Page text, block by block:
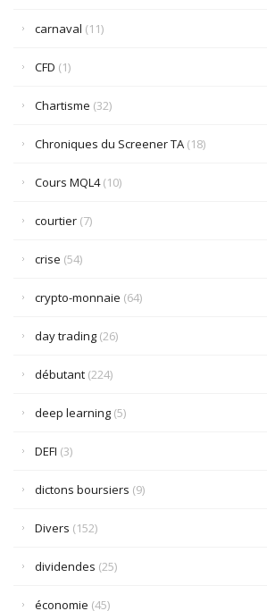
carnaval (11)
CFD (1)
Chartisme (32)
Chroniques du Screener TA (18)
Cours MQL4(10)
courtier (7)
crise (54)
crypto-monnaie (64)
day trading (26)
débutant (224)
deep learning (5)
DEFI (3)
dictons boursiers (9)
Divers (152)
dividendes (25)
économie (45)